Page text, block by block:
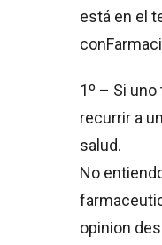
está en el
1º – Si
recurrir a
salud.
No
opinion